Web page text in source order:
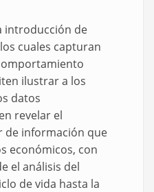
introducción de
cuales capturan
ilustrar a los
datos
revelar el
de información que
económicos, con
el análisis del
de vida hasta la